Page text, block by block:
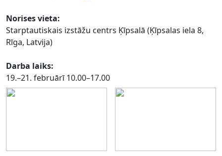
Norises vieta:
Starptautiskais izstāžu centrs Ķīpsalā (Ķīpsalas iela 8,
Rīga, Latvija)
Darba laiks:
19.–21. februārī 10.00–17.00